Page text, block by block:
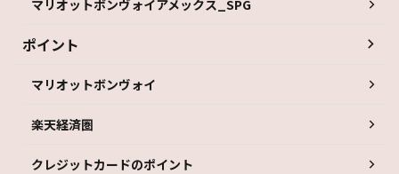
マリオットボンヴォイアメックス_SPG
ポイント
マリオットボンヴォイ
楽天経済圏
クレジットカードのポイント